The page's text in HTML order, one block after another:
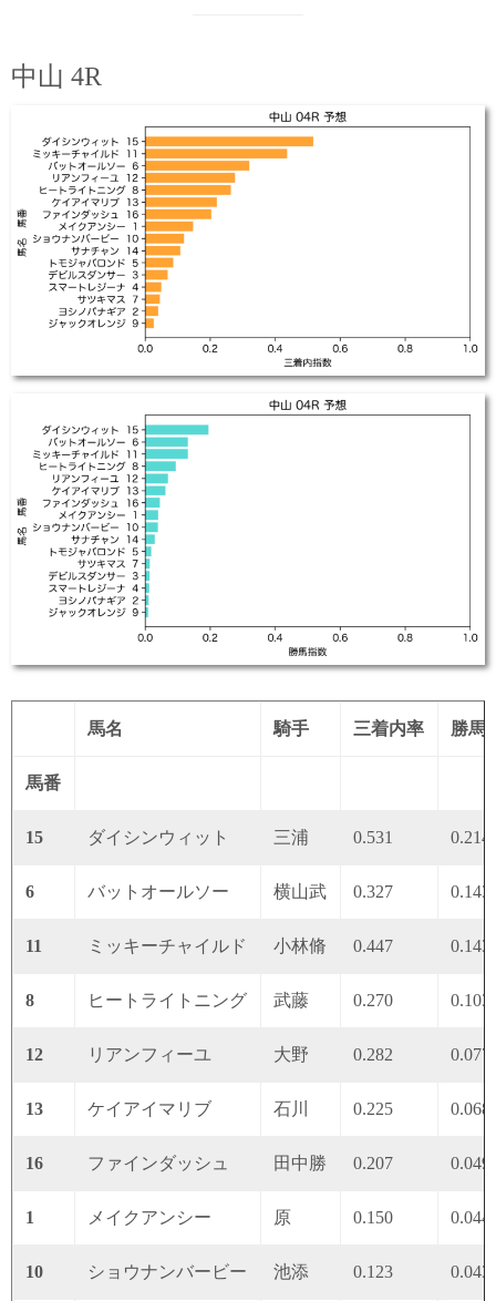
中山 4R
馬名 騎手 三着内率 勝馬
馬番
15 ダイシンウィット 三浦 0.531 0.214
6 バットオールソー 横山武 0.327 0.143
11 ミッキーチャイルド 小林脩 0.447 0.143
8 ヒートライトニング 武藤 0.270 0.103
12 リアンフィーユ 大野 0.282 0.077
13 ケイアイマリブ 石川 0.225 0.068
16 ファインダッシュ 田中勝 0.207 0.049
1 メイクアンシー 原 0.150 0.044
10 ショウナンバービー 池添 0.123 0.043